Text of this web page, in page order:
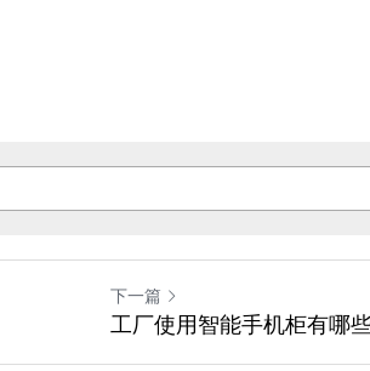
下一篇
工厂使用智能手机柜有哪